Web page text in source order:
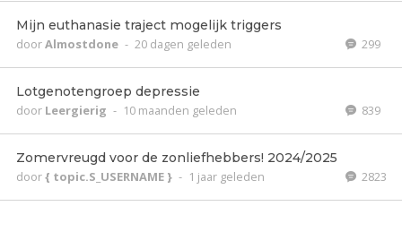
Mijn euthanasie traject mogelijk triggers
doorAlmostdone - 20 dagen geleden 299
Lotgenotengroep depressie
door Leergierig - 10 maanden geleden 839
Zomervreugd voor de zonliefhebbers! 2024/2025
door{ topic.S_USERNAME } - 1 jaar geleden 2823